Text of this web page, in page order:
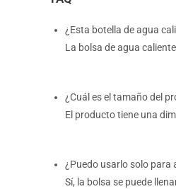
¿Esta botella de agua
La bolsa de agua
¿Cuál es el tamaño del
El producto tiene una
¿Puedo usarlo solo para
Sí, la bolsa se puede